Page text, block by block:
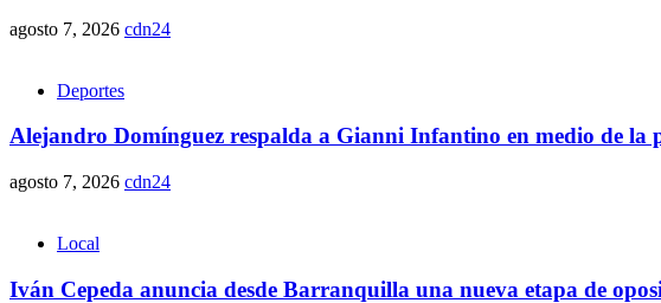
agosto 7, 2026 cdn24
Deportes
Alejandro Domínguez respalda a Gianni Infantino en medio de la
agosto 7, 2026 cdn24
Local
Iván Cepeda anuncia desde Barranquilla una nueva etapa de